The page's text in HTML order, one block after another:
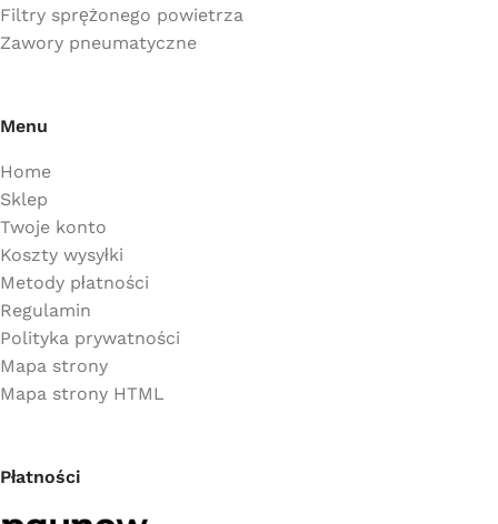
Filtry sprężonego powietrza
Zawory pneumatyczne
Menu
Home
Sklep
Twoje konto
Koszty wysyłki
Metody płatności
Regulamin
Polityka prywatności
Mapa strony
Mapa strony HTML
Płatności